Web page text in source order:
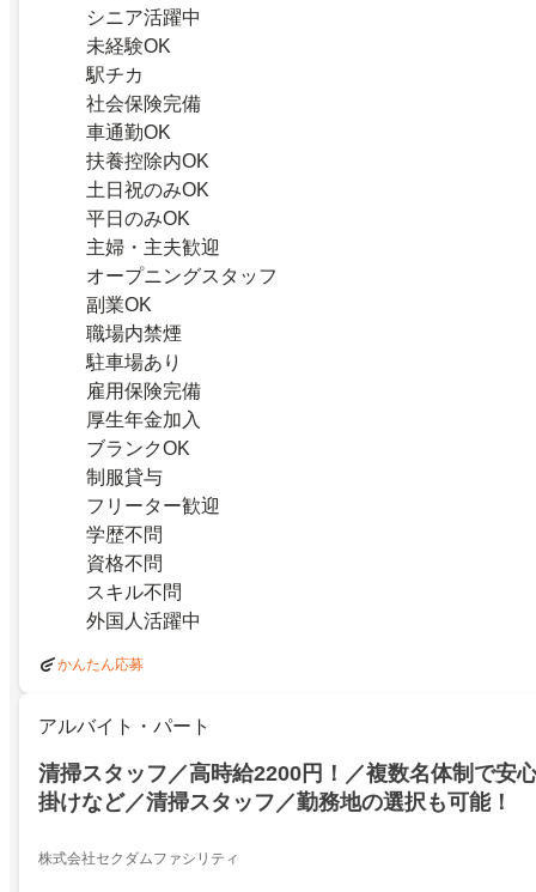
シニア活躍中
未経験OK
駅チカ
社会保険完備
車通勤OK
扶養控除内OK
土日祝のみOK
平日のみOK
主婦・主夫歓迎
オープニングスタッフ
副業OK
職場内禁煙
駐車場あり
雇用保険完備
厚生年金加入
ブランクOK
制服貸与
フリーター歓迎
学歴不問
資格不問
スキル不問
外国人活躍中
かんたん応募
アルバイト・パート
清掃スタッフ／高時給2200円！／複数名体制で安
掛けなど／清掃スタッフ／勤務地の選択も可能！
株式会社セクダムファシリティ